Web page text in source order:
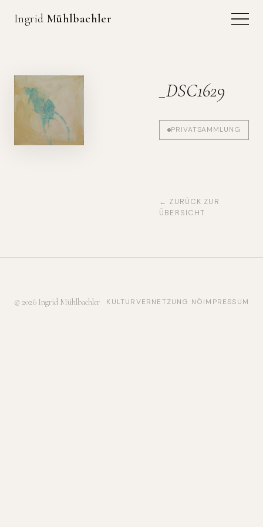
Ingrid Mühlbachler
_DSC1629
PRIVATSAMMLUNG
← ZURÜCK ZUR
ÜBERSICHT
© 2026 Ingrid Mühlbachler KULTURVERNETZUNG NÖIMPRESSUM